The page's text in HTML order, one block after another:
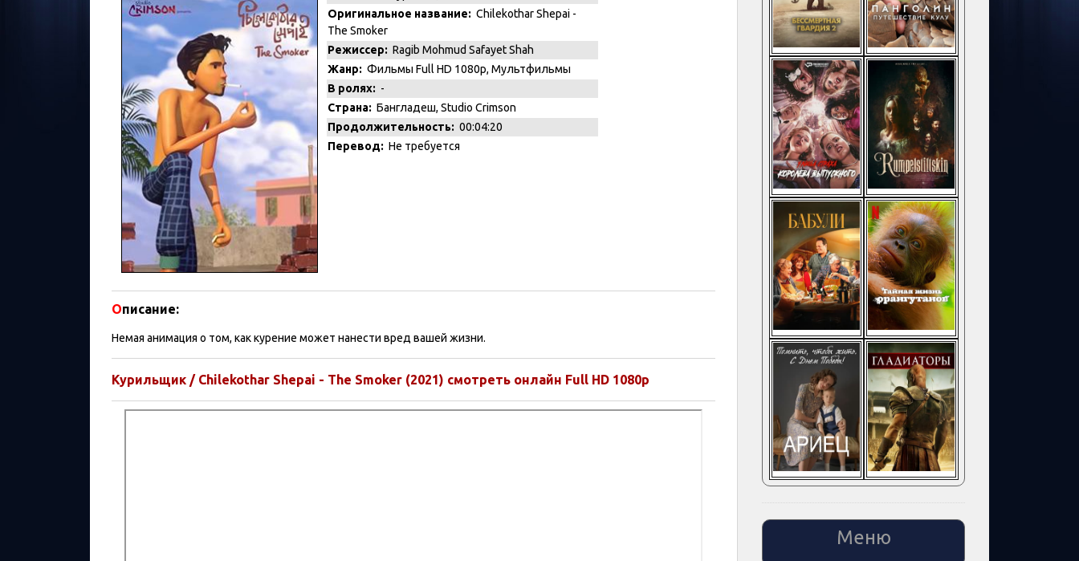
Оригинальное название: Chilekothar Shepai -
The Smoker
Режиссер: Ragib Mohmud Safayet Shah
Жанр: Фильмы Full HD 1080p, Мультфильмы
В ролях: -
Страна: Бангладеш, Studio Crimson
Продолжительность: 00:04:20
Перевод: Не требуется
Описание:
Немая анимация о том, как курение может нанести вред вашей жизни.
Курильщик / Chilekothar Shepai - The Smoker (2021) смотреть онлайн Full HD 1080p
Меню